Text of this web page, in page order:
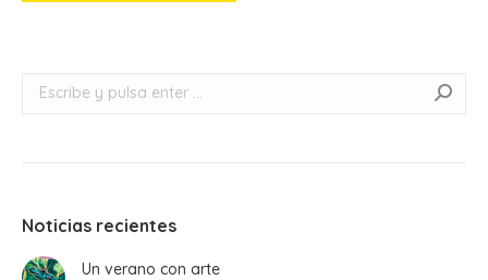
Buscar:
Noticias recientes
Un verano con arte